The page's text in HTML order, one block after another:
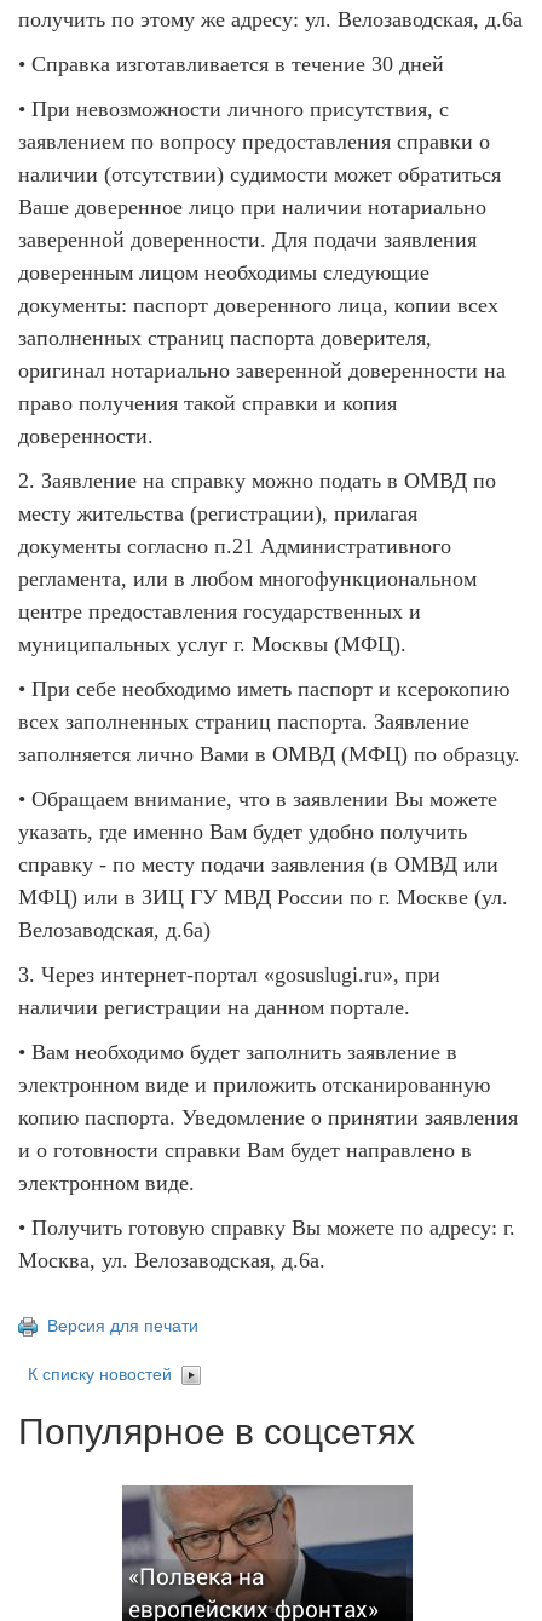
получить по этому же адресу: ул. Велозаводская, д.6а
• Справка изготавливается в течение 30 дней
• При невозможности личного присутствия, с
заявлением по вопросу предоставления справки о
наличии (отсутствии) судимости может обратиться
Ваше доверенное лицо при наличии нотариально
заверенной доверенности. Для подачи заявления
доверенным лицом необходимы следующие
документы: паспорт доверенного лица, копии всех
заполненных страниц паспорта доверителя,
оригинал нотариально заверенной доверенности на
право получения такой справки и копия
доверенности.
2. Заявление на справку можно подать в ОМВД по
месту жительства (регистрации), прилагая
документы согласно п.21 Административного
регламента, или в любом многофункциональном
центре предоставления государственных и
муниципальных услуг г. Москвы (МФЦ).
• При себе необходимо иметь паспорт и ксерокопию
всех заполненных страниц паспорта. Заявление
заполняется лично Вами в ОМВД (МФЦ) по образцу.
• Обращаем внимание, что в заявлении Вы можете
указать, где именно Вам будет удобно получить
справку - по месту подачи заявления (в ОМВД или
МФЦ) или в ЗИЦ ГУ МВД России по г. Москве (ул.
Велозаводская, д.6а)
3. Через интернет-портал «gosuslugi.ru», при
наличии регистрации на данном портале.
• Вам необходимо будет заполнить заявление в
электронном виде и приложить отсканированную
копию паспорта. Уведомление о принятии заявления
и о готовности справки Вам будет направлено в
электронном виде.
• Получить готовую справку Вы можете по адресу: г.
Москва, ул. Велозаводская, д.6а.
Версия для печати
К списку новостей
Популярное в соцсетях
«Полвека на
европейских фронтах»